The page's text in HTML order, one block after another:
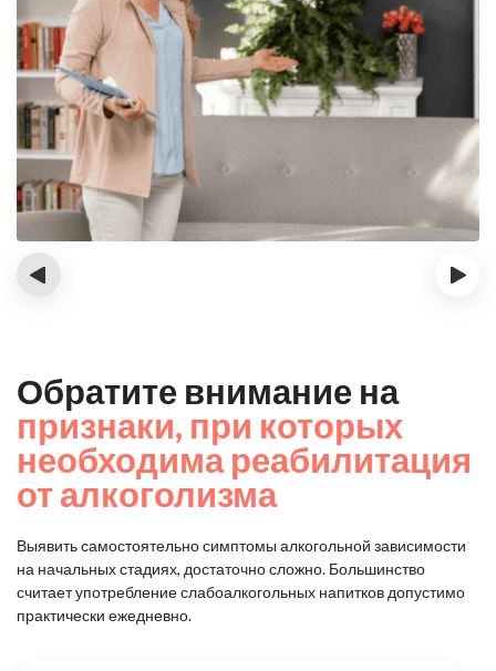
‹ ›
Обратите внимание на
признаки, при которых
необходима реабилитация
от алкоголизма
Выявить самостоятельно симптомы алкогольной зависимости
на начальных стадиях, достаточно сложно. Большинство
считает употребление слабоалкогольных напитков допустимо
практически ежедневно.